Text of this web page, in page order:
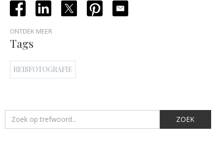
ONTDEK MEER
Tags
REISFOTOGRAFIE